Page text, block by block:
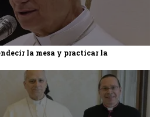
la mesa y practicar la